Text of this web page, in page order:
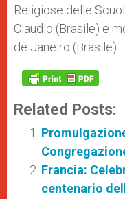
Religiose delle
Claudio (Brasile) e
de Janeiro (Brasile).
Related Posts:
Francia:
centenario